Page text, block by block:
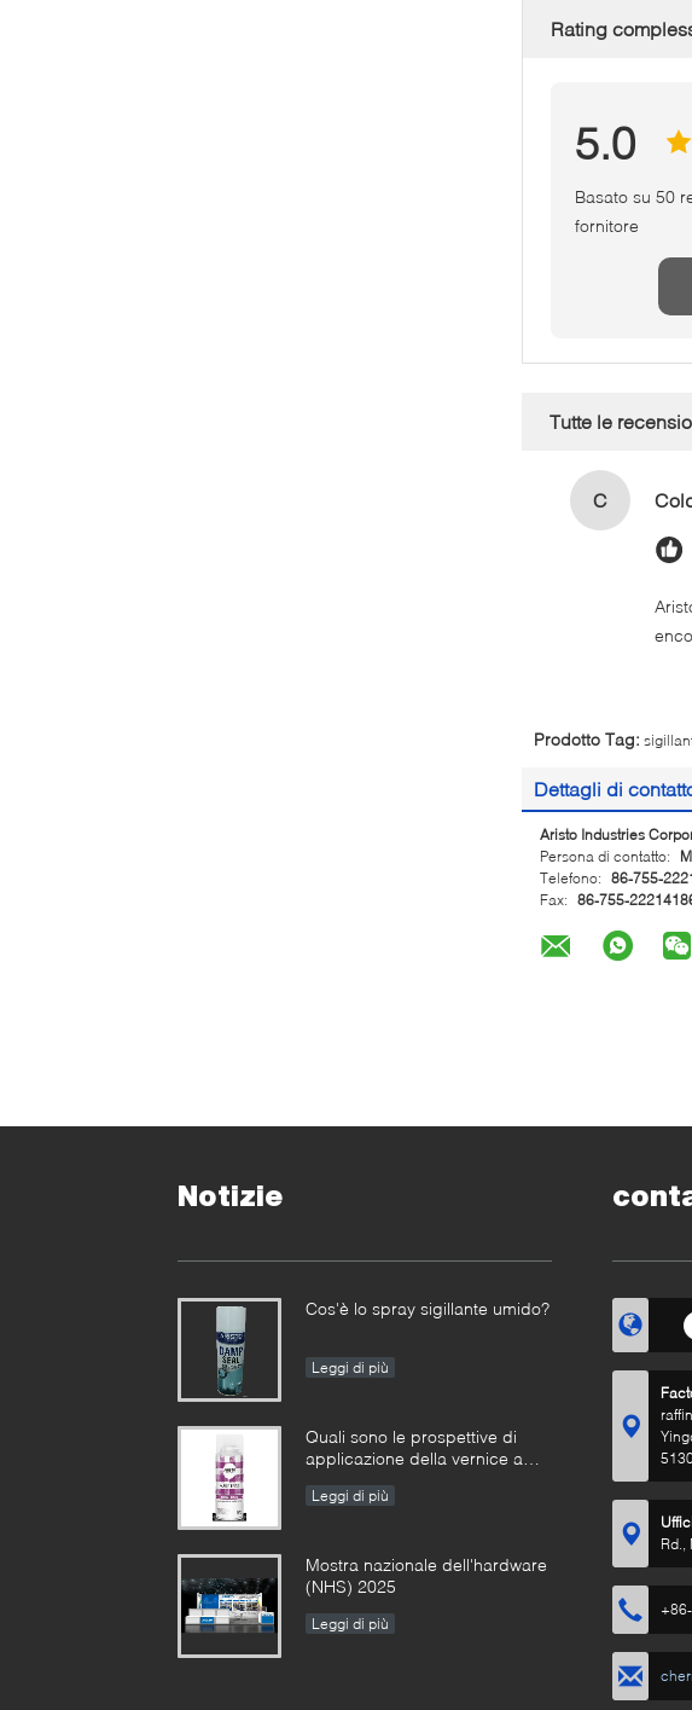
Rating
5.0
Basato su 50
fornitore
Tutte le
C
Prodotto Tag:
Dettagli di
Aristo Industries
Persona di contatto:
Telefono: 86-755-
Fax: 86-755-
Notizie
Cos'è lo spray sigillante umido?
Leggi di più
Quali sono le prospettive di
applicazione della vernice a
Leggi di più
Mostra nazionale dell'hardware
(NHS) 2025
Leggi di più
Rd.,